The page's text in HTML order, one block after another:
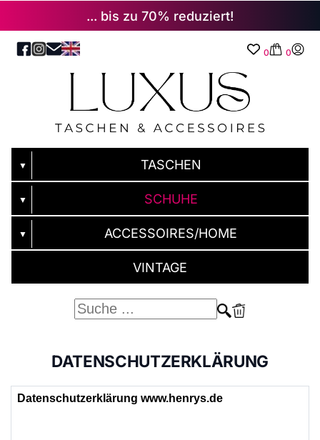
... bis zu 70% reduziert!
0 0
▼ TASCHEN
▼ SCHUHE
▼ ACCESSOIRES/HOME
VINTAGE
DATENSCHUTZERKLÄRUNG